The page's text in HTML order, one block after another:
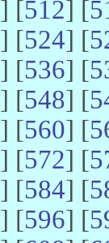
] [512] [
] [524] [
] [536] [
] [548] [
] [560] [
] [572] [
] [584] [
] [596] [